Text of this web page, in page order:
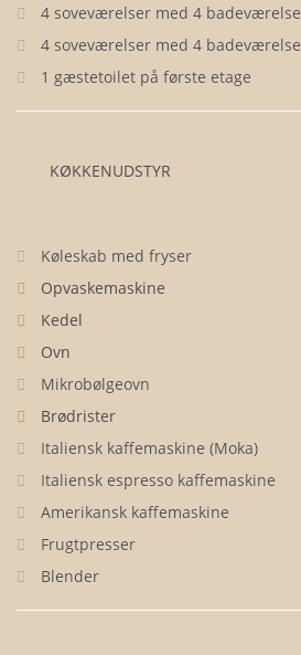
4 soveværelser med 4
4 soveværelser med 4
1 gæstetoilet på første etage
KØKKENUDSTYR
Køleskab med fryser
Opvaskemaskine
Kedel
Ovn
Mikrobølgeovn
Brødrister
Italiensk kaffemaskine (Moka)
Italiensk espresso kaffemaskine
Amerikansk kaffemaskine
Frugtpresser
Blender